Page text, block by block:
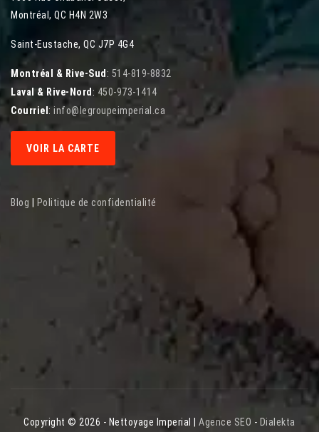
Montréal , QC H4N 2W3
Saint-Eustache, QC J7P 4G4
Montréal & Rive-Sud : 514-819-8832
Laval & Rive-Nord : 450-973-1414
Courriel : info@legroupeimperial.ca
VOIR LA CARTE
Blog Politique de confidentialité
Copyright © 2026 - Nettoyage Imperial |Agence SEO - Dialekta